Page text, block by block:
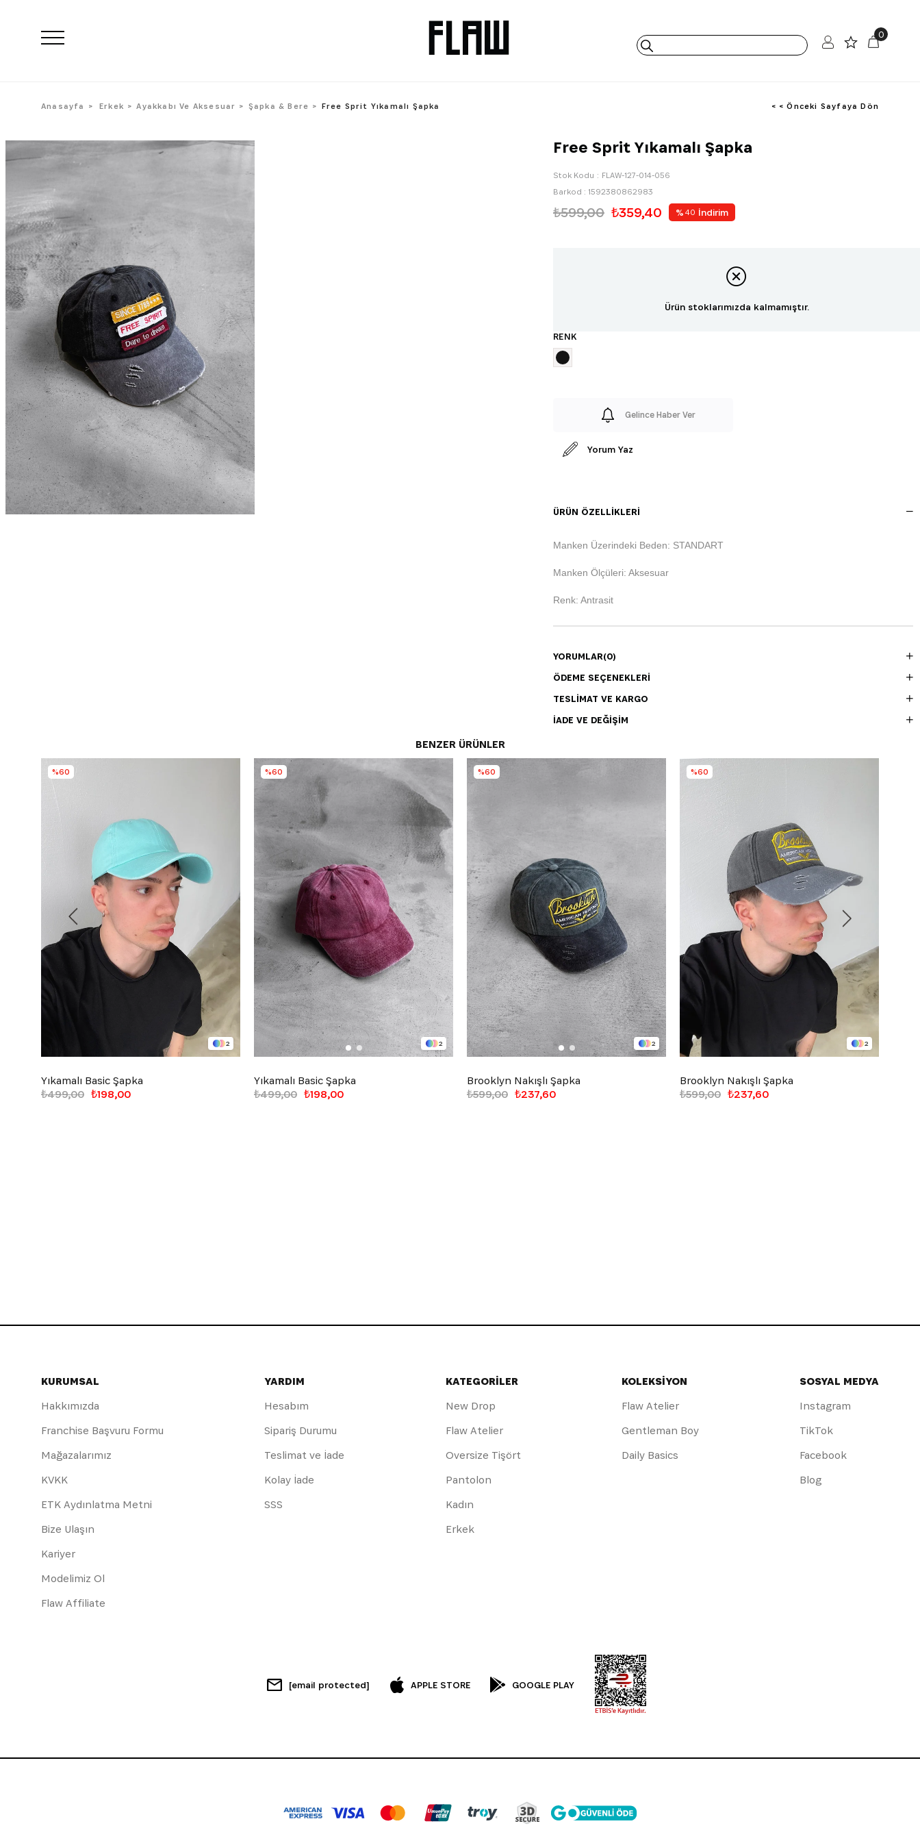
0
Anasayfa Erkek Ayakkabı Ve Aksesuar Şapka & Bere Free Sprit Yıkamalı Şapka < < Önceki Sayfaya Dön
Free Sprit Yıkamalı Şapka
Stok Kodu
FLAW-127-014-056
Barkod : 1592380862983
₺599,00 ₺359,40 % 40 İndirim
Ürün stoklarımızda kalmamıştır.
RENK
Gelince Haber Ver
Yorum Yaz
ÜRÜN ÖZELLIKLERI
Manken Üzerindeki Beden: STANDART
Manken Ölçüleri: Aksesuar
Renk: Antrasit
YORUMLAR(0)
ÖDEME SEÇENEKLERI
TESLIMAT VE KARGO
İADE VE DEĞIŞIM
BENZER ÜRÜNLER
2
Yıkamalı Basic Şapka
₺198,00
₺499,00
%60
2
Yıkamalı Basic Şapka
₺198,00
₺499,00
%60
2
Brooklyn Nakışlı Şapka
₺237,60
₺599,00
%60
2
Brooklyn Nakışlı Şapka
₺237,60
₺599,00
%60
KURUMSAL
Hakkımızda
Franchise Başvuru Formu
Mağazalarımız
KVKK
ETK Aydınlatma Metni
Bize Ulaşın
Kariyer
Modelimiz Ol
Flaw Affiliate
YARDIM
Hesabım
Sipariş Durumu
Teslimat ve İade
Kolay İade
SSS
KATEGORİLER
New Drop
Flaw Atelier
Oversize Tişört
Pantolon
Kadın
Erkek
KOLEKSİYON
Flaw Atelier
Gentleman Boy
Daily Basics
SOSYAL MEDYA
Instagram
TikTok
Facebook
Blog
[email protected] APPLE STORE GOOGLE PLAY